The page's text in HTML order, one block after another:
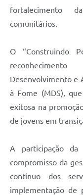
fortalecimento
comunitários.
O “Construindo
Desenvolvimento e
à Fome (MDS),
exitosa na
de jovens em
A participação
compromisso da
contínuo dos
implementação de